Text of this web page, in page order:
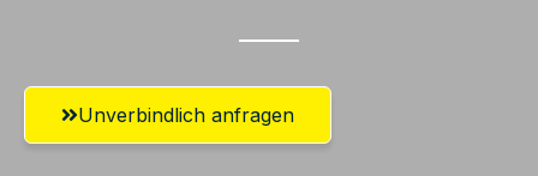
Unverbindlich anfragen